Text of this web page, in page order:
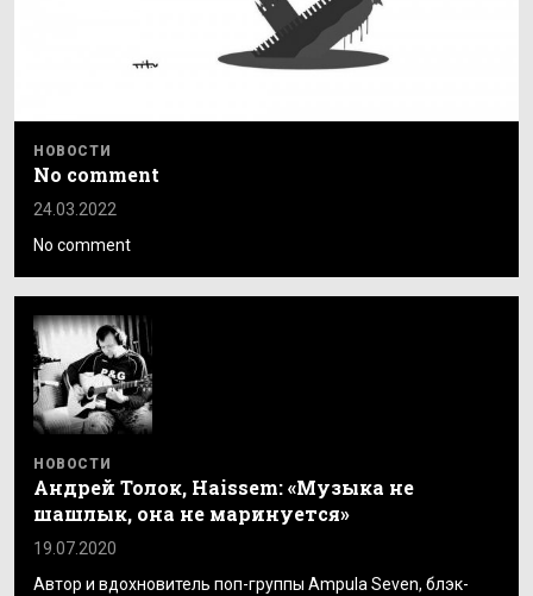
НОВОСТИ
No comment
24.03.2022
No comment
НОВОСТИ
Андрей Толок, Haissem: «Музыка не
шашлык, она не маринуется»
19.07.2020
Автор и вдохновитель поп-группы Ampula Seven, блэк-